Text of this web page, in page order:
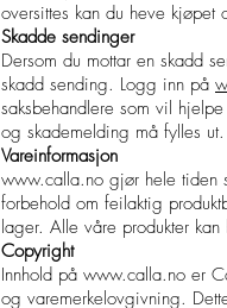
oversittes kan du heve
Skadde sendinger
Dersom du mottar en skadd
skadd sending. Logg inn på
saksbehandlere som vil
og skademelding må fylles ut.
Vareinformasjon
www.calla.no gjør hele tiden
forbehold om feilaktig
lager. Alle våre produkter
Copyright
Innhold på www.calla.no er
og varemerkelovgivning.